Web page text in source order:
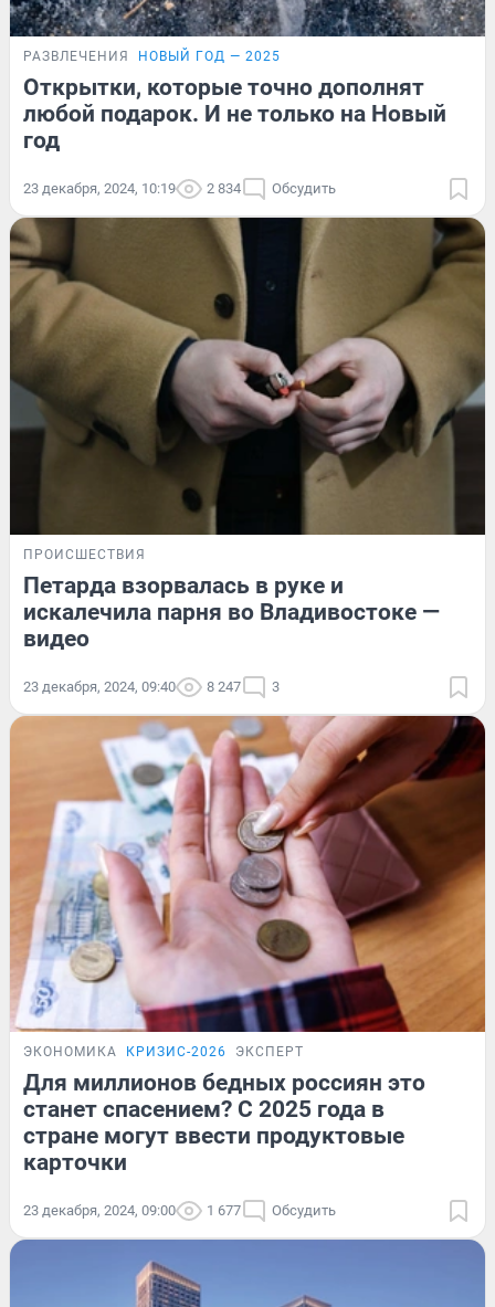
РАЗВЛЕЧЕНИЯ НОВЫЙ ГОД — 2025
Открытки, которые точно дополнят
любой подарок. И не только на Новый
год
23 декабря, 2024, 10:19 2 834 Обсудить
ПРОИСШЕСТВИЯ
Петарда взорвалась в руке и
искалечила парня во Владивостоке —
видео
23 декабря, 2024, 09:40 8 247 3
ЭКОНОМИКА КРИЗИС-2026 ЭКСПЕРТ
Для миллионов бедных россиян это
станет спасением? С 2025 года в
стране могут ввести продуктовые
карточки
23 декабря, 2024, 09:00 1 677 Обсудить